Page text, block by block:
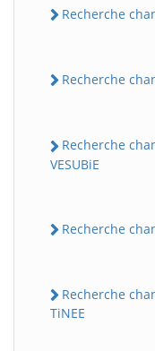
Recherche
Recherche
Recherche
VESUBiE
Recherche
Recherche
TiNEE